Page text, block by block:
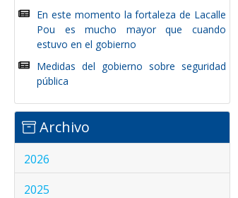
En este momento la fortaleza de Lacalle
Pou es mucho mayor que cuando
estuvo en el gobierno
Medidas del gobierno sobre seguridad
pública
Archivo
2026
2025